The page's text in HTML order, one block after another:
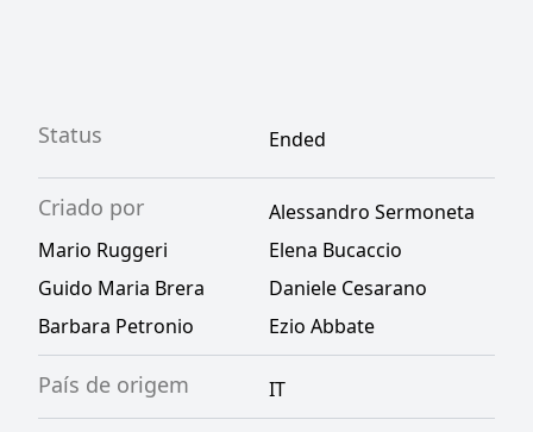
Status Ended
Criado por
Alessandro Sermoneta
Mario Ruggeri
Elena Bucaccio
Guido Maria Brera
Daniele Cesarano
Barbara Petronio
Ezio Abbate
País de origem IT